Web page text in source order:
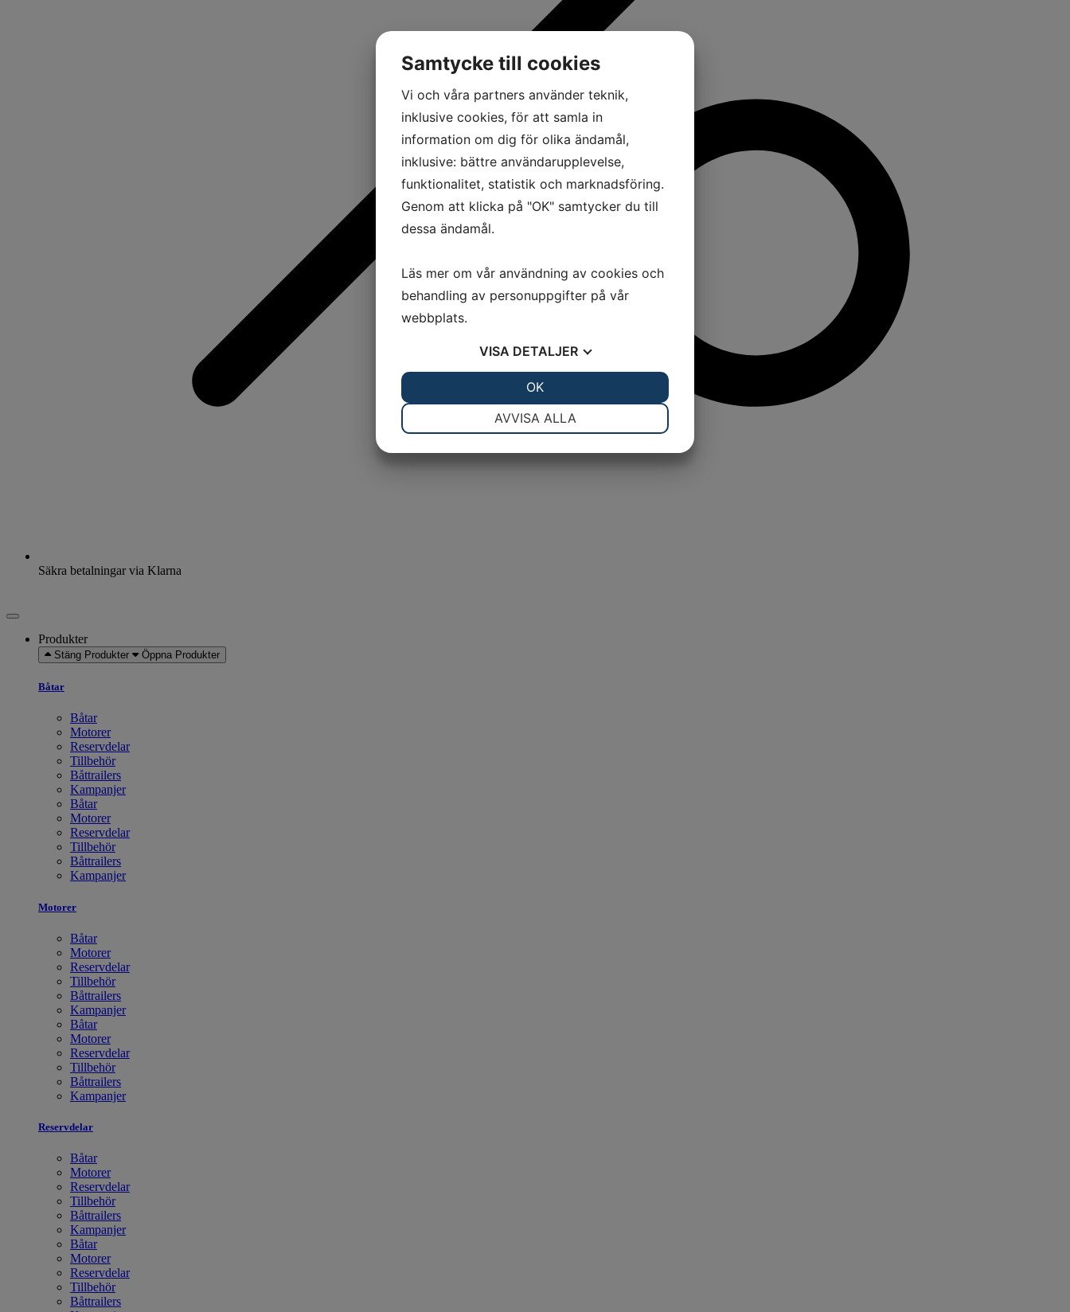
Säkra betalningar via Klarna
Produkter
Stäng Produkter Öppna Produkter
Båtar
Båtar
Motorer
Reservdelar
Tillbehör
Båttrailers
Kampanjer
Båtar
Motorer
Reservdelar
Tillbehör
Båttrailers
Kampanjer
Motorer
Båtar
Motorer
Reservdelar
Tillbehör
Båttrailers
Kampanjer
Båtar
Motorer
Reservdelar
Tillbehör
Båttrailers
Kampanjer
Reservdelar
Båtar
Motorer
Reservdelar
Tillbehör
Båttrailers
Kampanjer
Båtar
Motorer
Reservdelar
Tillbehör
Båttrailers
Samtycke till cookies
Vi och våra partners använder teknik,
inklusive cookies, för att samla in
information om dig för olika ändamål,
inklusive: bättre användarupplevelse,
funktionalitet, statistik och marknadsföring.
Genom att klicka på "OK" samtycker du till
dessa ändamål.
Läs mer om vår användning av cookies och
behandling av personuppgifter på vår
webbplats.
VISA DETALJER
AVVISA ALLA
OK